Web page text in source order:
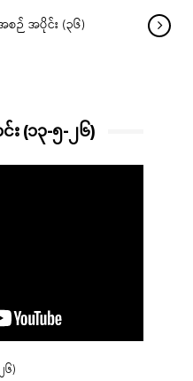
ဉ် အပိုင်း (၃၆)
(၁၃-၅-၂၆)
၆)